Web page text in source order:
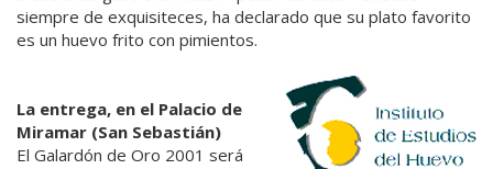
siempre de exquisiteces, ha declarado que su plato favorito
es un huevo frito con pimientos.
La entrega, en el Palacio de
Miramar (San Sebastián)
El Galardón de Oro 2001 será